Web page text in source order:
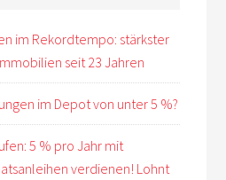
im Rekordtempo: stärkster
seit 23 Jahren
im Depot von unter 5 %?
5 % pro Jahr mit
verdienen! Lohnt